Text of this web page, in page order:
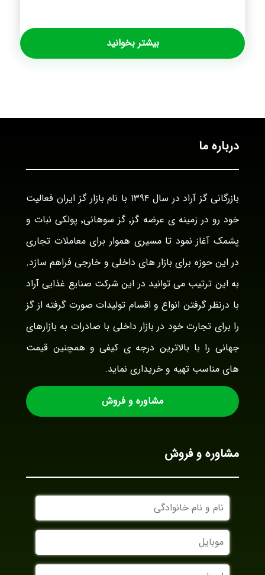
بیشتر بخوانید
درباره ما
بازرگانی گز آراد در سال ۱۳۹۴ با نام بازار گز ایران فعالیت
خود رو در زمینه ی عرضه گز٬ گز سوهانی٬ پولکی نبات و
پشمک آغاز نمود تا مسیری هموار برای معاملات تجاری
در این حوزه برای بازار های داخلی و خارجی فراهم سازد.
به این ترتیب می توانید در این شرکت صنایع غذایی آراد
با درنظر گرفتن انواع و اقسام تولیدات صورت گرفته از گز
را برای تجارت خود در بازار داخلی با صادرات به بازارهای
جهانی را با بالاترین درجه ی کیفی و همچنین قیمت
های مناسب تهیه و خریداری نماید.
مشاوره و فروش
مشاوره و فروش
نام
و
نام
خانوادگی
موبایل
ایمیل